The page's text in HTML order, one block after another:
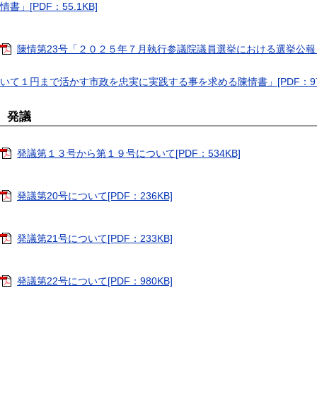
情書」[PDF：55.1KB]
陳情第23号「２０２５年７月執行参議院議員選挙における選挙公
いて１円まで活かす市政を忠実に実践する事を求める陳情書」[PDF：
発議
発議第１３号から第１９号について[PDF：534KB]
発議第20号について[PDF：236KB]
発議第21号について[PDF：233KB]
発議第22号について[PDF：980KB]